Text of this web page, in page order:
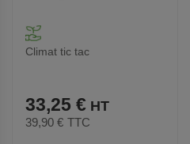
Climat tic tac
33,25 €
39,90 € TTC